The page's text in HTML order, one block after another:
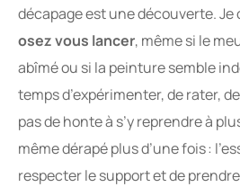
décapage est une découverte. Je
osez vous lancer, même si le
abîmé ou si la peinture semble
temps d’expérimenter, de rater,
pas de honte à s’y reprendre à
même dérapé plus d’une fois :
respecter le support et de